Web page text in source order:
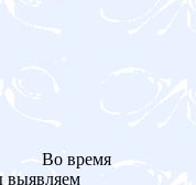
Во время
выявляем